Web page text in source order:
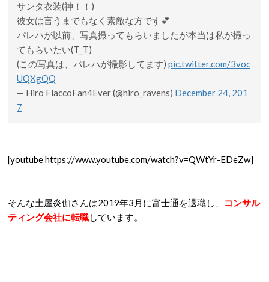
サンタ衣装(神！！)
彼女は言うまでもなく素敵な方です💕
パレハが以前、写真撮ってもらいましたが本当は私が撮っ
てもらいたい(T_T)
(この写真は、パレハが撮影してます) pic.twitter.com/3voc
UQXgQQ
— Hiro FlaccoFan4Ever (@hiro_ravens) December 24, 201
7
[youtube https://www.youtube.com/watch?v=QWtYr-EDeZw]
そんな土屋炎伽さんは2019年3月に富士通を退職し、
コンサル
ティング会社に転職しています。